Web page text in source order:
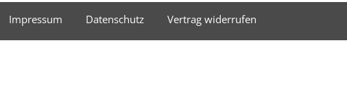
Impressum Datenschutz Vertrag widerrufen